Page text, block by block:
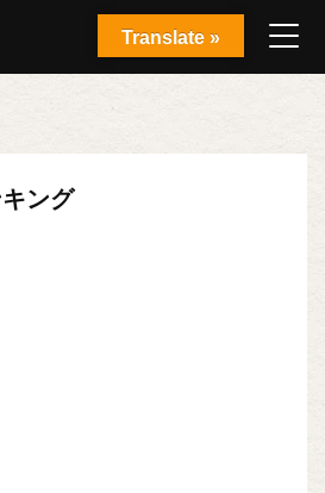
ング
Translate »